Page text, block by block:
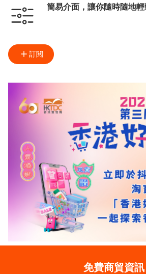
簡易介面，讓你隨時隨地
訂閱
免費商貿資訊